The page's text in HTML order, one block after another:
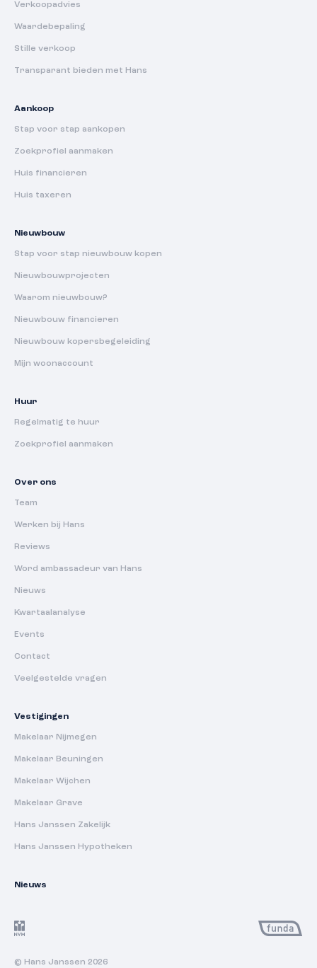
Verkoopadvies
Waardebepaling
Stille verkoop
Transparant bieden met Hans
Aankoop
Stap voor stap aankopen
Zoekprofiel aanmaken
Huis financieren
Huis taxeren
Nieuwbouw
Stap voor stap nieuwbouw kopen
Nieuwbouwprojecten
Waarom nieuwbouw?
Nieuwbouw financieren
Nieuwbouw kopersbegeleiding
Mijn woonaccount
Huur
Regelmatig te huur
Zoekprofiel aanmaken
Over ons
Team
Werken bij Hans
Reviews
Word ambassadeur van Hans
Nieuws
Kwartaalanalyse
Events
Contact
Veelgestelde vragen
Vestigingen
Makelaar Nijmegen
Makelaar Beuningen
Makelaar Wijchen
Makelaar Grave
Hans Janssen Zakelijk
Hans Janssen Hypotheken
Nieuws
© Hans Janssen 2026